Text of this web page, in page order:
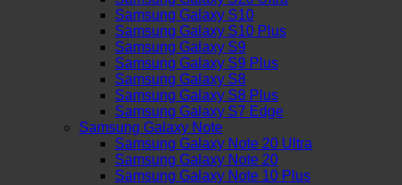
Samsung Galaxy S10
Samsung Galaxy S10 Plus
Samsung Galaxy S9
Samsung Galaxy S9 Plus
Samsung Galaxy S8
Samsung Galaxy S8 Plus
Samsung Galaxy S7 Edge
Samsung Galaxy Note
Samsung Galaxy Note 20 Ultra
Samsung Galaxy Note 20
Samsung Galaxy Note 10 Plus